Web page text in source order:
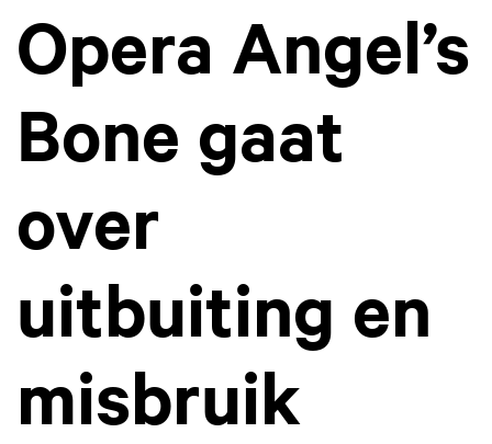
Opera Angel’s
Bone gaat
over
uitbuiting en
misbruik